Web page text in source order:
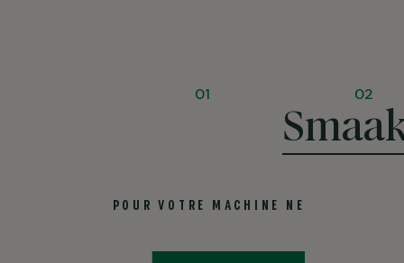
01 02
POUR VOTRE MACHINE NESPRESSO